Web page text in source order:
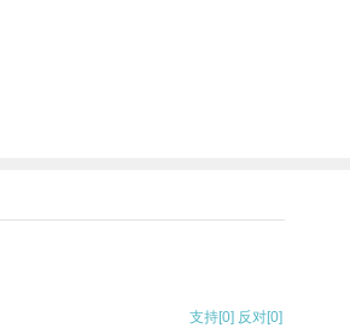
支持[0] 反对[0]